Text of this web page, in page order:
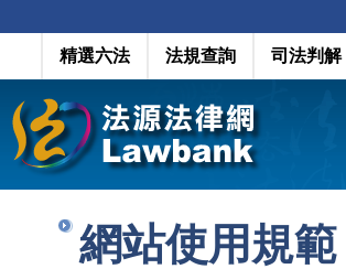
精選六法 法規查詢 司法判解
網站使用規範